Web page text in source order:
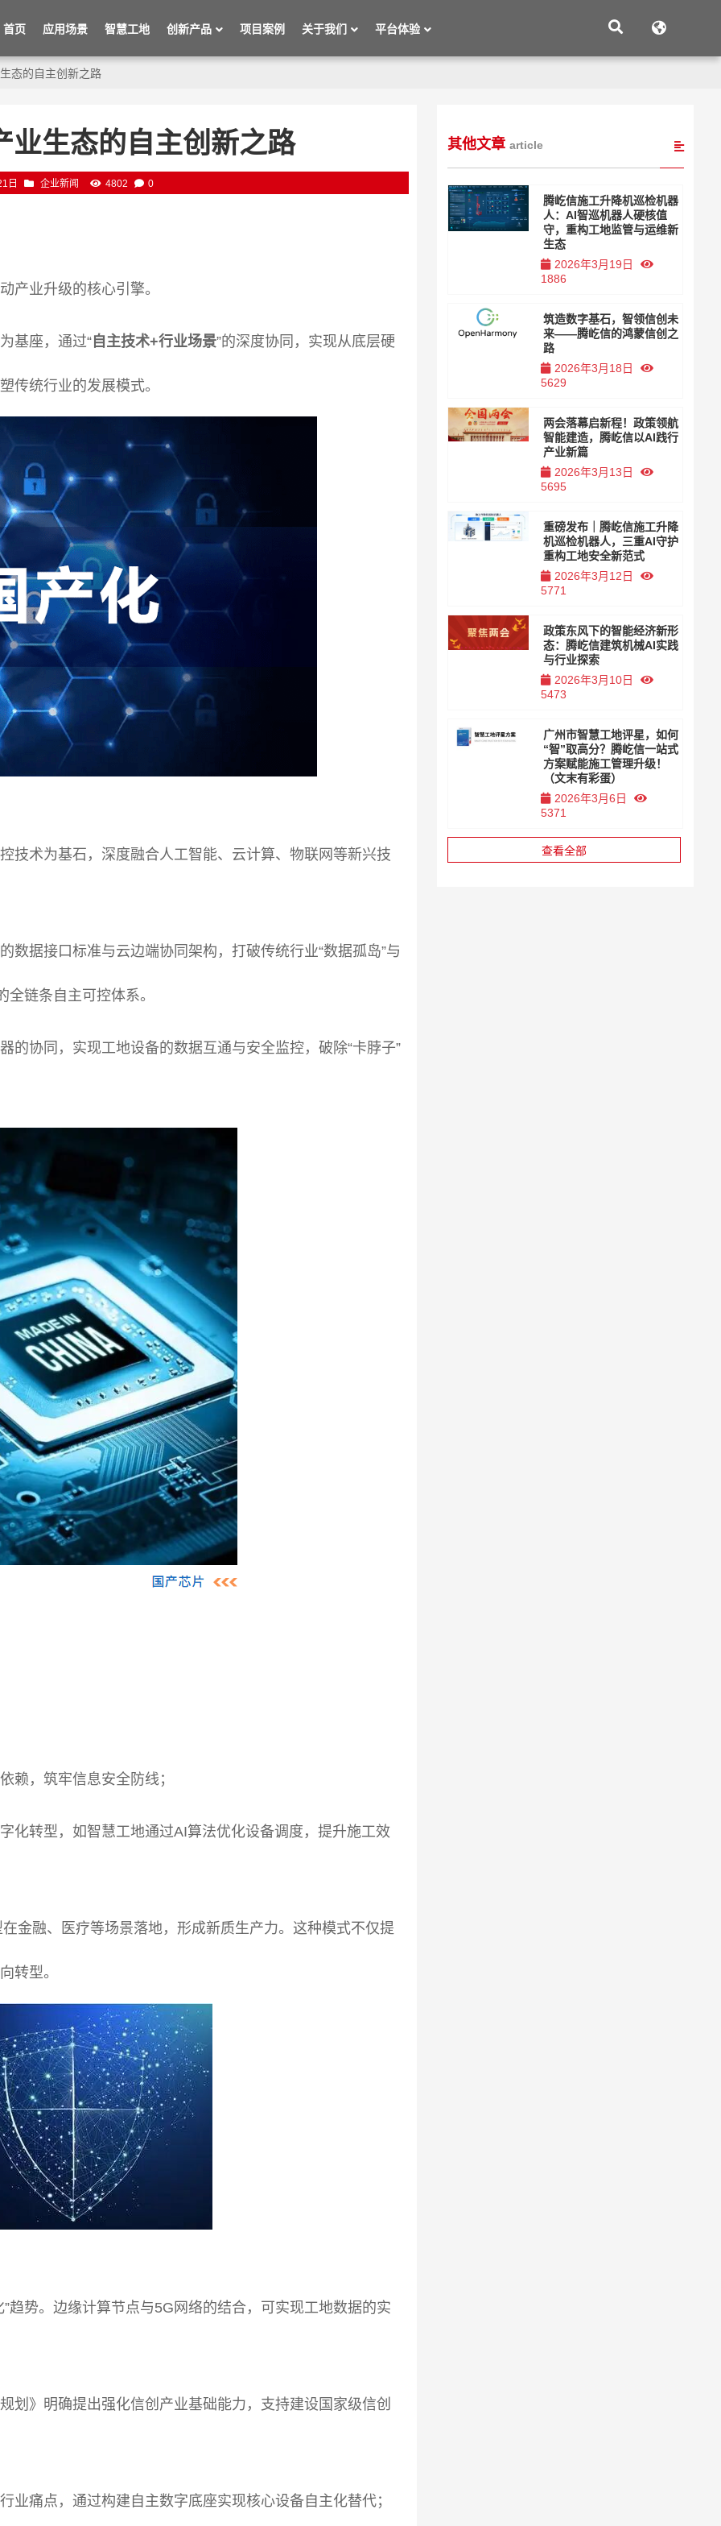
首页 应用场景 智慧工地 创新产品 项目案例 关于我们 平台体验
态的自主创新之路
业生态的自主创新之路
日 企业新闻 4802 0
产业升级的核心引擎。
基座，通过“ 自主技术+行业场景”的深度协同，实现从底层硬
传统行业的发展模式。
技术为基石，深度融合人工智能、云计算、物联网等新兴技
据接口标准与云边端协同架构，打破传统行业“数据孤岛”与
全链条自主可控体系。
的协同，实现工地设备的数据互通与安全监控，破除“卡脖子”
赖，筑牢信息安全防线；
化转型，如智慧工地通过AI算法优化设备调度，提升施工效
金融、医疗等场景落地，形成新质生产力。这种模式不仅提
转型。
趋势。边缘计算节点与5G网络的结合，可实现工地数据的实
划》明确提出强化信创产业基础能力，支持建设国家级信创
业痛点，通过构建自主数字底座实现核心设备自主化替代；
其他文章 article
腾屹信施工升降机巡检机器
人：AI智巡机器人硬核值
守，重构工地监管与运维新
生态
2026年3月19日
1886
筑造数字基石，智领信创未
来——腾屹信的鸿蒙信创之
路
2026年3月18日
5629
两会落幕启新程！政策领航
智能建造，腾屹信以AI践行
产业新篇
2026年3月13日
5695
重磅发布｜腾屹信施工升降
机巡检机器人，三重AI守护
重构工地安全新范式
2026年3月12日
5771
政策东风下的智能经济新形
态：腾屹信建筑机械AI实践
与行业探索
2026年3月10日
5473
广州市智慧工地评星，如何
“智”取高分？腾屹信一站式
方案赋能施工管理升级！
（文末有彩蛋）
2026年3月6日
5371
查看全部